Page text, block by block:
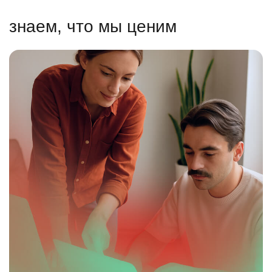
знаем, что мы ценим